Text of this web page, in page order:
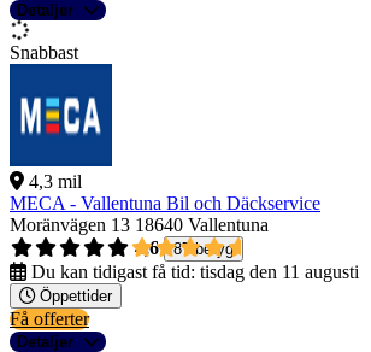
Detaljer
Snabbast
4,3 mil
MECA - Vallentuna Bil och Däckservice
Moränvägen 13 18640 Vallentuna
4,6
87 betyg
Du kan tidigast få tid: tisdag den 11 augusti
Öppettider
Få offerter
Detaljer